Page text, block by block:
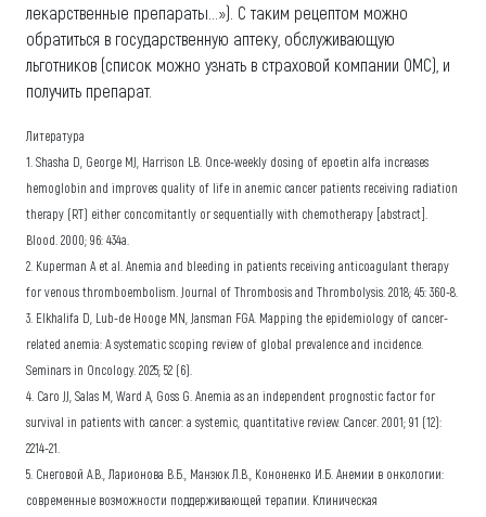
лекарственные препараты...»). С таким рецептом можно
обратиться в государственную аптеку, обслуживающую
льготников (список можно узнать в страховой компании ОМС), и
получить препарат.
Литература
1. Shasha D, George MJ, Harrison LB. Once-weekly dosing of epoetin alfa increases
hemoglobin and improves quality of life in anemic cancer patients receiving radiation
therapy (RT) either concomitantly or sequentially with chemotherapy [abstract].
Blood. 2000; 96: 434a.
2. Kuperman A et al. Anemia and bleeding in patients receiving anticoagulant therapy
for venous thromboembolism. Journal of Thrombosis and Thrombolysis. 2018; 45: 360-8.
3. Elkhalifa D, Lub-de Hooge MN, Jansman FGA. Mapping the epidemiology of cancer-
related anemia: A systematic scoping review of global prevalence and incidence.
Seminars in Oncology. 2025; 52 (6).
4. Caro JJ, Salas M, Ward A, Goss G. Anemia as an independent prognostic factor for
survival in patients with cancer: a systemic, quantitative review. Cancer. 2001; 91 (12):
2214-21.
5. Снеговой А.В., Ларионова В.Б., Манзюк Л.В., Кононенко И.Б. Анемии в онкологии:
современные возможности поддерживающей терапии. Клиническая